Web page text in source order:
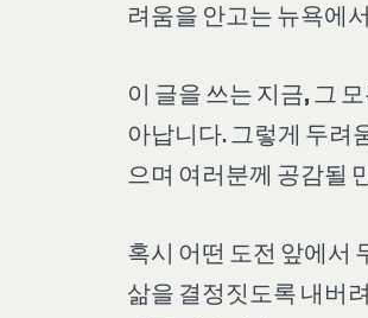
려움을 안고는 뉴욕에
이 글을 쓰는 지금, 그
아납니다. 그렇게 두려
으며 여러분께 공감될
혹시 어떤 도전 앞에서
삶을 결정짓도록 내버